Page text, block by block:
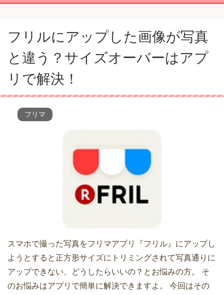
フリルにアップした画像が写真
と違う？サイズオーバーはアプ
リで解決！
フリマ
スマホで撮った写真をフリマアプリ『フリル』にアップし
ようとすると正方形サイズにトリミングされて写真通りに
アップできない、どうしたらいいの？とお悩みの方。 そ
のお悩みはアプリで簡単に解決できますよ。 今回はその